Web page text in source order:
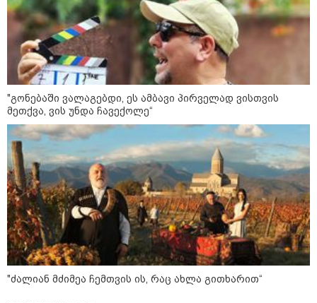
წალენჯიხის მუნიციპალიტეტში
მდინარეში ახალგაზრდა მამაკაცს
ეძებენ
"კოალიცია ცვლილებისთვის" 2024
წელს ნიკა მელიას საარჩევნო
კამპანიისას მომხდარ ინციდენტზე
მისივე გარემოცვის წევრების -
ცოტნე მირცხულავასა და
გაბრიელ კობაიძისთვის ბრალის
წაყენებას "აბსურდულს" უწოდებს
ოკუპირებული ცხინვალის ე.წ.
საგარეო უწყება - საქართველოს
პოლიტიკურმა ხელმძღვანელობამ,
ირაკლი კობახიძის სახით,
ოფიციალურად აღიარა მიხეილ
სააკაშვილი სამხედრო აგრესიის
დამნაშავედ - 2008 წლის
აგვისტოს ომზე პასუხისმგებლობა
"გონებაში ვალაგებდი, ეს ამბავი პირველად ვისთვის
მეთქვა, ვის უნდა ჩავექოლე“
"ძალიან მძიმეა ჩემთვის ის, რაც ახლა გითხარით“